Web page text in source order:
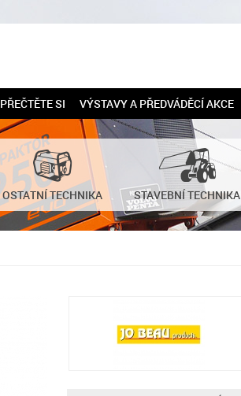
PŘEČTĚTE SI VÝSTAVY A PŘEDVÁDĚCÍ AKCE
OSTATNÍ TECHNIKA STAVEBNÍ TECHNIKA